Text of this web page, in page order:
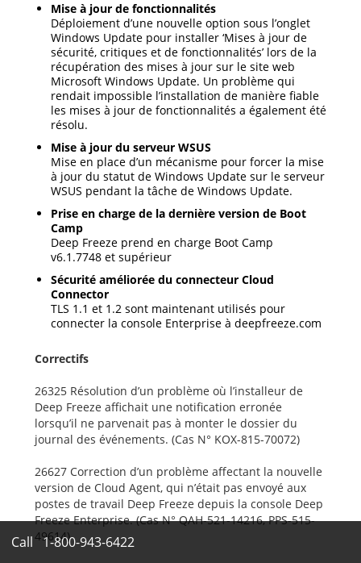
Mise à jour de fonctionnalités
Déploiement d’une nouvelle option sous l’onglet
Windows Update pour installer ‘Mises à jour de
sécurité, critiques et de fonctionnalités’ lors de la
récupération des mises à jour sur le site web
Microsoft Windows Update. Un problème qui
rendait impossible l’installation de manière fiable
les mises à jour de fonctionnalités a également été
résolu.
Mise à jour du serveur WSUS
Mise en place d’un mécanisme pour forcer la mise
à jour du statut de Windows Update sur le serveur
WSUS pendant la tâche de Windows Update.
Prise en charge de la dernière version de Boot
Camp
Deep Freeze prend en charge Boot Camp
v6.1.7748 et supérieur
Sécurité améliorée du connecteur Cloud
Connector
TLS 1.1 et 1.2 sont maintenant utilisés pour
connecter la console Enterprise à deepfreeze.com
Correctifs
26325 Résolution d’un problème où l’installeur de
Deep Freeze affichait une notification erronée
lorsqu’il ne parvenait pas à monter le dossier du
journal des événements. (Cas N° KOX-815-70072)
26627 Correction d’un problème affectant la nouvelle
version de Cloud Agent, qui n’était pas envoyé aux
postes de travail Deep Freeze depuis la console Deep
Freeze Enterprise. (Cas N° QAH-521-14216, PPS-515-
49614)
Call1-800-943-6422